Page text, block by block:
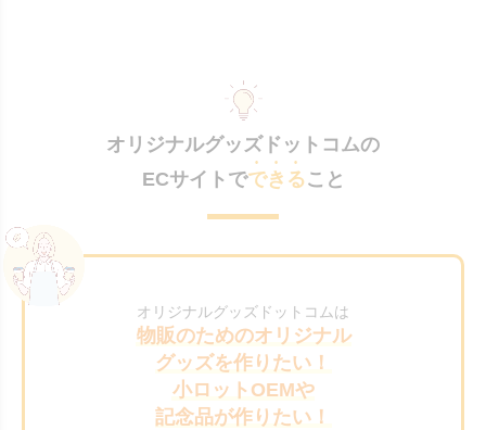
オリジナルグッズドットコムの
ECサイトでできること
オリジナルグッズドットコムは
物販のためのオリジナル
グッズを作りたい！
小ロットOEMや
記念品が作りたい！